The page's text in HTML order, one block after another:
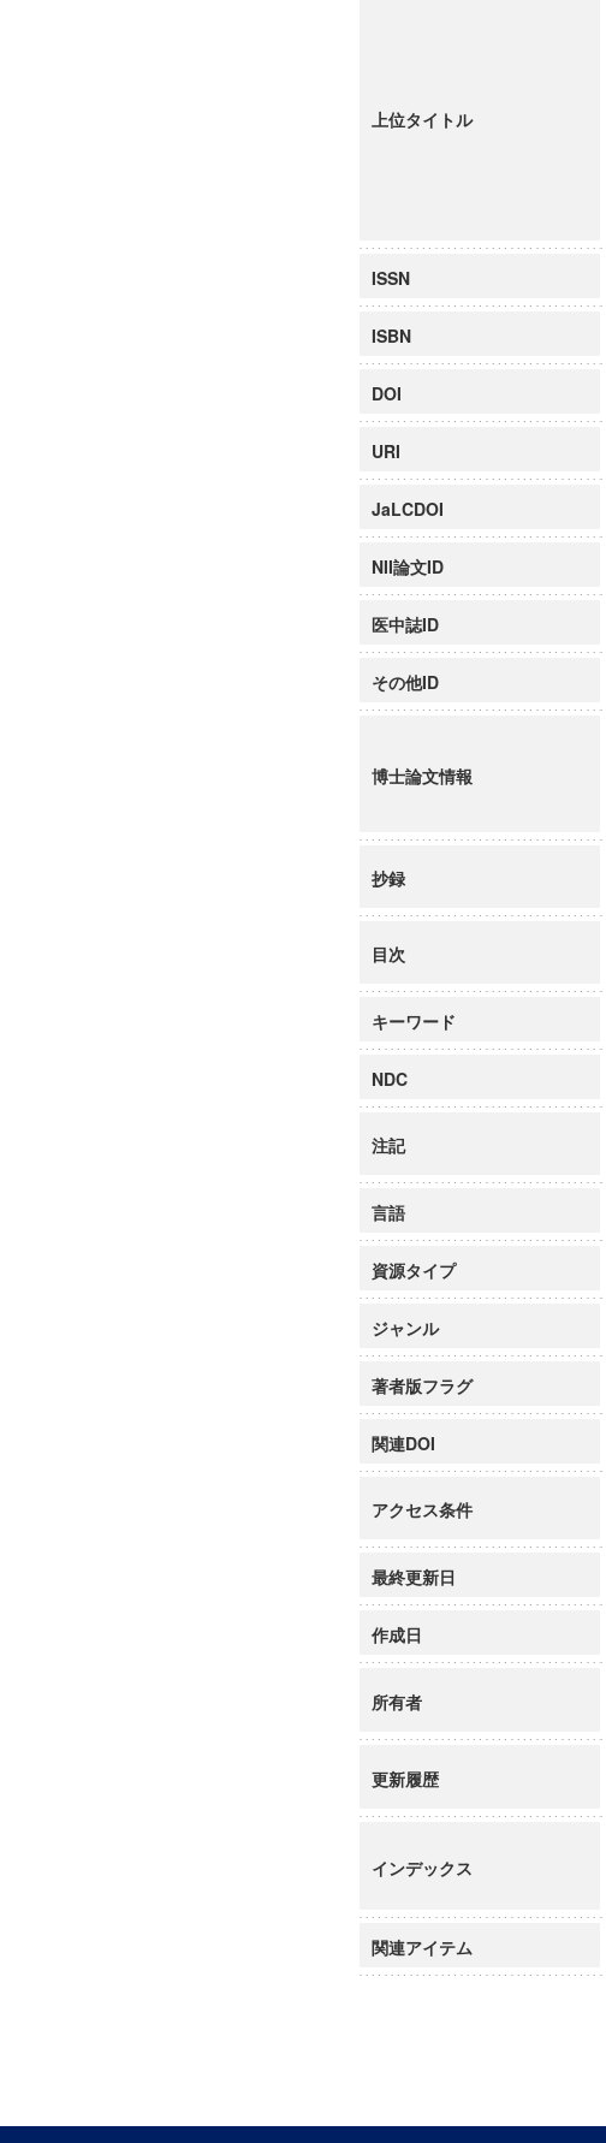
上位タイトル
ISSN
ISBN
DOI
URI
JaLCDOI
NII論文ID
医中誌ID
その他ID
博士論文情報
抄録
目次
キーワード
NDC
注記
言語
資源タイプ
ジャンル
著者版フラグ
関連DOI
アクセス条件
最終更新日
作成日
所有者
更新履歴
インデックス
関連アイテム